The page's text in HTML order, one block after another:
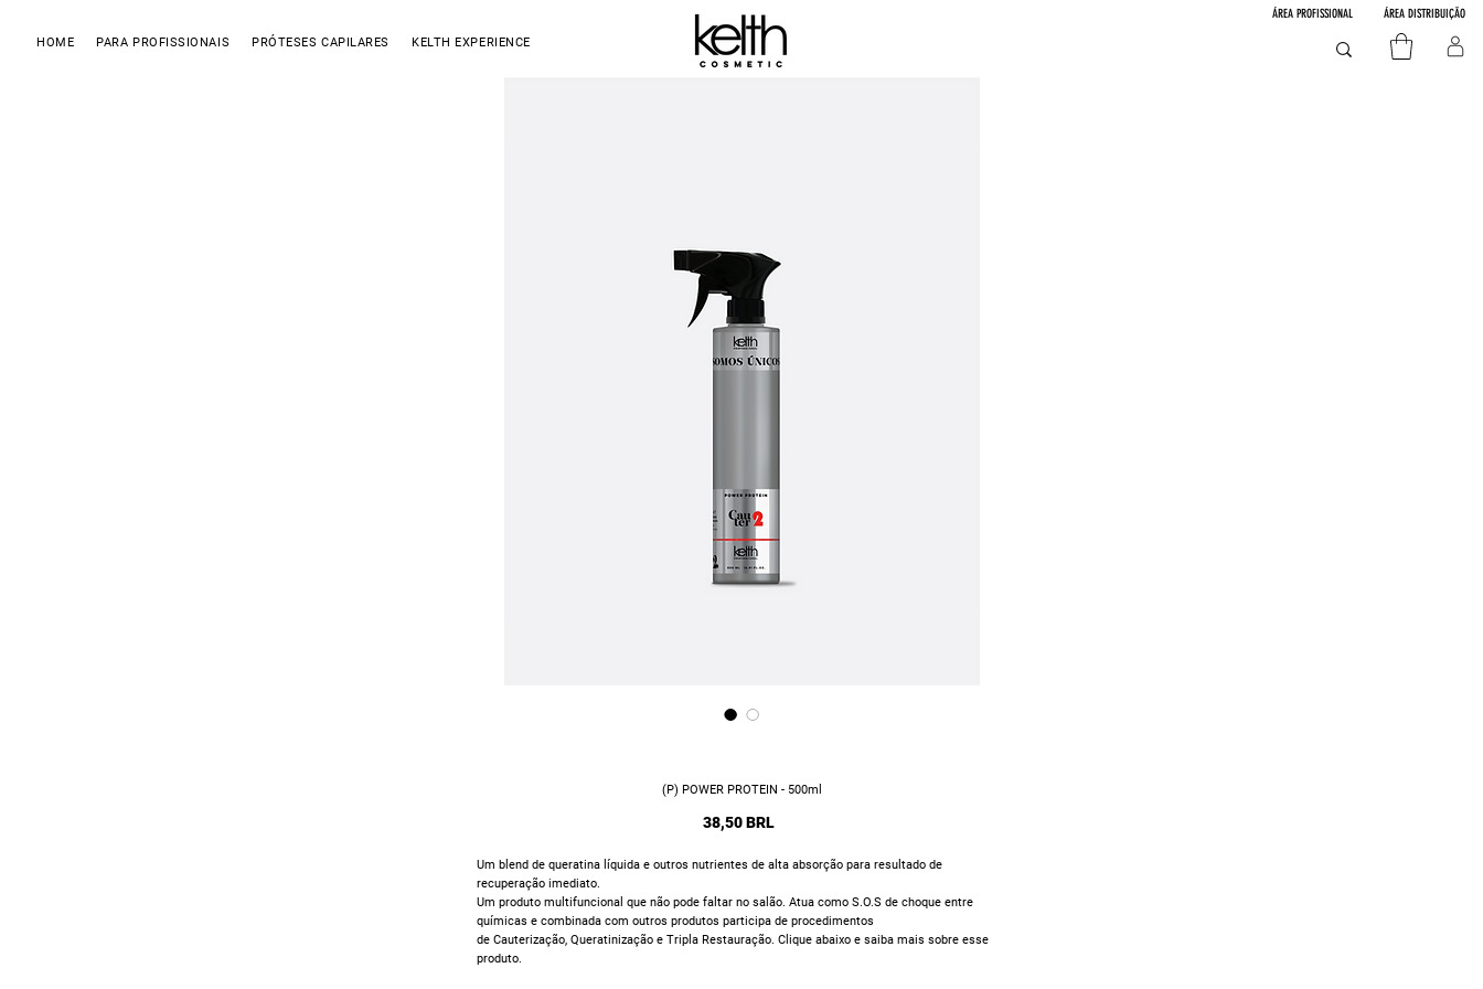
HOME PARA PROFISSIONAIS PRÓTESES CAPILARES KELTH EXPERIENCE
ÁREA DISTRIBUIÇÃO
ÁREA PROFISSIONAL
(P) POWER PROTEIN - 500ml
38,50 BRL
Um blend de queratina líquida e outros nutrientes de alta absorção para resultado de
recuperação imediato.
Um produto multifuncional que não pode faltar no salão. Atua como S.O.S de choque entre
químicas e combinada com outros produtos participa de procedimentos
de Cauterização, Queratinização e Tripla Restauração. Clique abaixo e saiba mais sobre esse
produto.